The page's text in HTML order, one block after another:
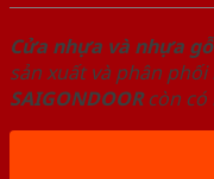
Cửa nhựa và nhựa
sản xuất và phân
SAIGONDOORcòn có